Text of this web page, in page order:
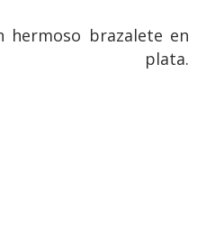
hermoso brazalete en